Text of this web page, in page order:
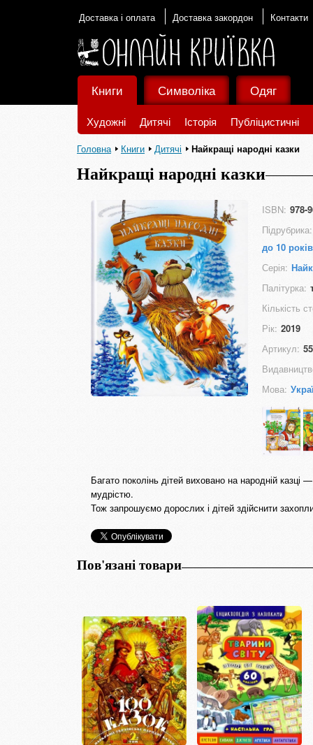
Доставка і оплата Доставка закордон Контакти
Книги
Художні Дитячі Історія Публіцистичні
Символіка Одяг
Головна Книги Дитячі Найкращі народні казки
Найкращі народні казки
ISBN: 978-
Підрубрика:
до 10 років
Серія:
Палітурка:
Кількість
Рік: 2019
Артикул:
Мова:
Багато поколінь дітей виховано на народній
мудрістю.
Тож запрошуємо дорослих і дітей здійснити
Пов'язані товари